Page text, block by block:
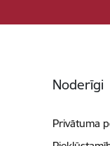
Noderīgi
Privātuma